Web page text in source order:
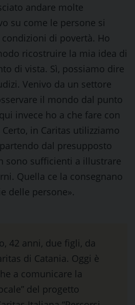
andare molte
su come le persone si
di povertà. Ho
ricostruire la mia idea di
di vista. Sì, possiamo dire
Venivo da un settore
il mondo dal punto
invece ho a che fare con
in Caritas utilizziamo
dal presupposto
sono sufficienti a illustrare
Quella ce la consegnano
delle persone».
42 anni, due figli, da
di Catania. Oggi è
a comunicare la
del progetto